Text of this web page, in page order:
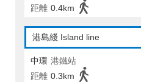
距離 0.4km
港島綫 Island line
中環 港鐵站
距離 0.3km